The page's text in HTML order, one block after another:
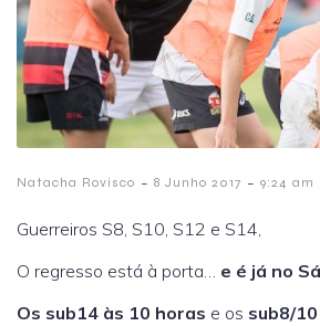
Natacha Rovisco - 8 Junho 2017 - 9:24 am
Guerreiros S8, S10, S12 e S14,
O regresso está à porta… e é já no
Os sub14 às 10 horas e os sub8/